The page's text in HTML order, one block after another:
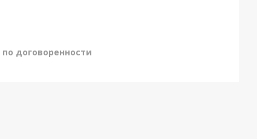
по договоренности